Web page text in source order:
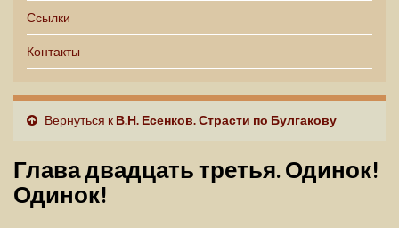
Ссылки
Контакты
Вернуться к В.Н. Есенков. Страсти по Булгакову
Глава двадцать третья. Одинок!
Одинок!